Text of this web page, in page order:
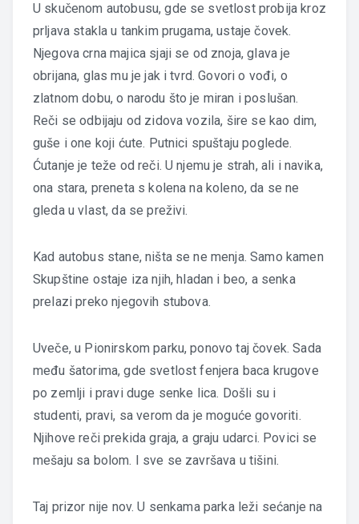
U skučenom autobusu, gde se svetlost probija kroz
prljava stakla u tankim prugama, ustaje čovek.
Njegova crna majica sjaji se od znoja, glava je
obrijana, glas mu je jak i tvrd. Govori o vođi, o
zlatnom dobu, o narodu što je miran i poslušan.
Reči se odbijaju od zidova vozila, šire se kao dim,
guše i one koji ćute. Putnici spuštaju poglede.
Ćutanje je teže od reči. U njemu je strah, ali i navika,
ona stara, preneta s kolena na koleno, da se ne
gleda u vlast, da se preživi.
Kad autobus stane, ništa se ne menja. Samo kamen
Skupštine ostaje iza njih, hladan i beo, a senka
prelazi preko njegovih stubova.
Uveče, u Pionirskom parku, ponovo taj čovek. Sada
među šatorima, gde svetlost fenjera baca krugove
po zemlji i pravi duge senke lica. Došli su i
studenti, pravi, sa verom da je moguće govoriti.
Njihove reči prekida graja, a graju udarci. Povici se
mešaju sa bolom. I sve se završava u tišini.
Taj prizor nije nov. U senkama parka leži sećanje na